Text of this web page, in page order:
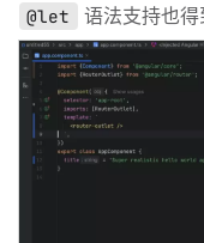
@let
语法支持也得